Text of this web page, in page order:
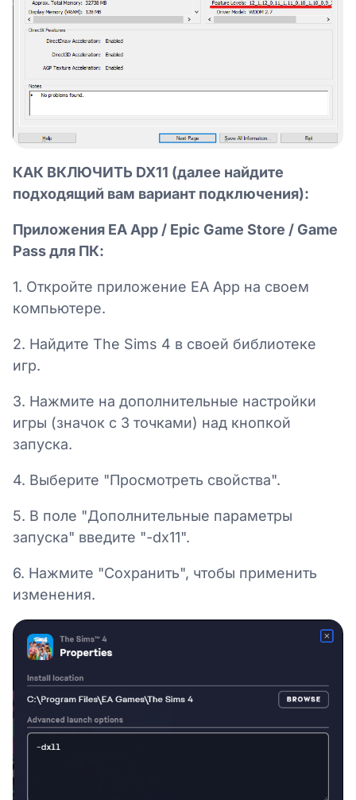
КАК ВКЛЮЧИТЬ DX11 (далее найдите
подходящий вам вариант подключения):
Приложения EA App / Epic Game Store / Game
Pass для ПК:
1. Откройте приложение EA App на своем
компьютере.
2. Найдите The Sims 4 в своей библиотеке
игр.
3. Нажмите на дополнительные настройки
игры (значок с 3 точками) над кнопкой
запуска.
4. Выберите "Просмотреть свойства".
5. В поле "Дополнительные параметры
запуска" введите "-dx11".
6. Нажмите "Сохранить", чтобы применить
изменения.